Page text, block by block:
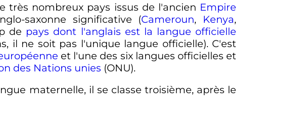
très nombreux pays issus de l'ancien Empire
saxonne significative (Cameroun, Kenya,
de pays dont l'anglais est la langue officielle
il ne soit pas l'unique langue officielle). C'est
et l'une des six langues officielles et
des Nations unies (ONU).
maternelle, il se classe troisième, après le